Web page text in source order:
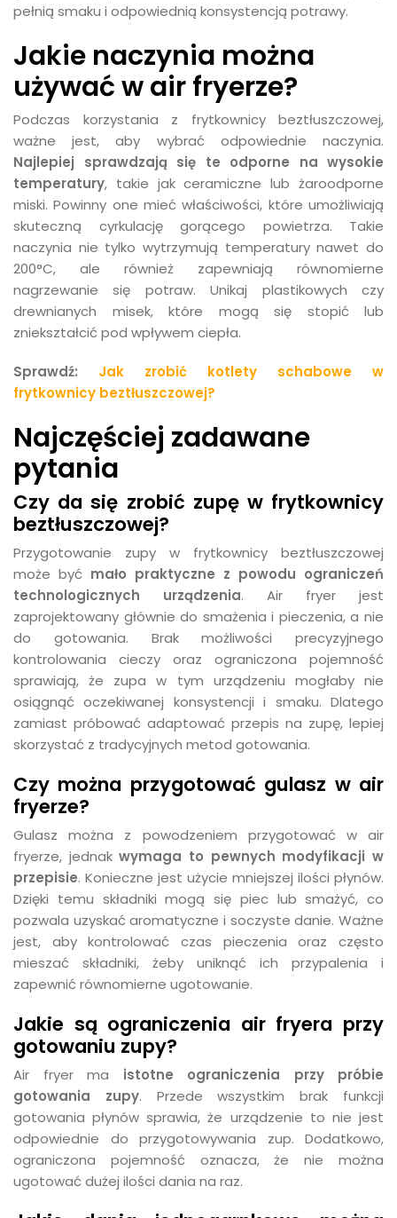
pełnią smaku i odpowiednią konsystencją potrawy.
Jakie naczynia można
używać w air fryerze?
Podczas korzystania z frytkownicy beztłuszczowej,
ważne jest, aby wybrać odpowiednie naczynia.
Najlepiej sprawdzają się te odporne na wysokie
temperatury, takie jak ceramiczne lub żaroodporne
miski. Powinny one mieć właściwości, które umożliwiają
skuteczną cyrkulację gorącego powietrza. Takie
naczynia nie tylko wytrzymują temperatury nawet do
200°C, ale również zapewniają równomierne
nagrzewanie się potraw. Unikaj plastikowych czy
drewnianych misek, które mogą się stopić lub
zniekształcić pod wpływem ciepła.
Sprawdź: Jak zrobić kotlety schabowe w
frytkownicy beztłuszczowej?
Najczęściej zadawane
pytania
Czy da się zrobić zupę w frytkownicy
beztłuszczowej?
Przygotowanie zupy w frytkownicy beztłuszczowej
może być mało praktyczne z powodu ograniczeń
technologicznych urządzenia. Air fryer jest
zaprojektowany głównie do smażenia i pieczenia, a nie
do gotowania. Brak możliwości precyzyjnego
kontrolowania cieczy oraz ograniczona pojemność
sprawiają, że zupa w tym urządzeniu mogłaby nie
osiągnąć oczekiwanej konsystencji i smaku. Dlatego
zamiast próbować adaptować przepis na zupę, lepiej
skorzystać z tradycyjnych metod gotowania.
Czy można przygotować gulasz w air
fryerze?
Gulasz można z powodzeniem przygotować w air
fryerze, jednakwymaga to pewnych modyfikacji w
przepisie. Konieczne jest użycie mniejszej ilości płynów.
Dzięki temu składniki mogą się piec lub smażyć, co
pozwala uzyskać aromatyczne i soczyste danie. Ważne
jest, aby kontrolować czas pieczenia oraz często
mieszać składniki, żeby uniknąć ich przypalenia i
zapewnić równomierne ugotowanie.
Jakie są ograniczenia air fryera przy
gotowaniu zupy?
Air fryer ma istotne ograniczenia przy próbie
gotowania zupy. Przede wszystkim brak funkcji
gotowania płynów sprawia, że urządzenie to nie jest
odpowiednie do przygotowywania zup. Dodatkowo,
ograniczona pojemność oznacza, że nie można
ugotować dużej ilości dania na raz.